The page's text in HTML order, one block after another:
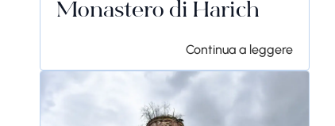
Monastero di Harich
Continua a leggere